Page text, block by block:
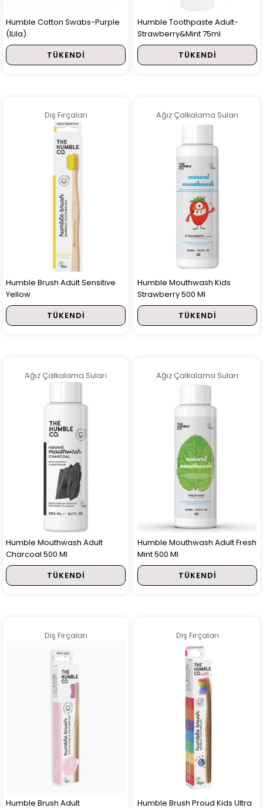
Humble Cotton Swabs-Purple
(lLila)
TÜKENDI
Humble Toothpaste Adult-
Strawberry&Mint 75ml
TÜKENDI
Diş Fırçaları
Humble Brush Adult Sensitive
Yellow
TÜKENDI
Ağız Çalkalama Suları
Humble Mouthwash Kids
Strawberry 500 Ml
TÜKENDI
Ağız Çalkalama Suları
Humble Mouthwash Adult
Charcoal 500 Ml
TÜKENDI
Ağız Çalkalama Suları
Humble Mouthwash Adult Fresh
Mint 500 Ml
TÜKENDI
Diş Fırçaları
Humble Brush Adult
Diş Fırçaları
Humble Brush Proud Kids Ultra